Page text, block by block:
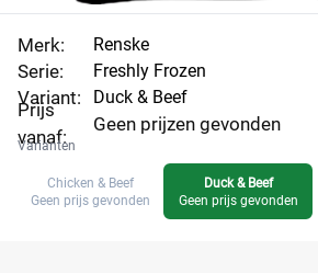
Merk:
Serie:
Variant:
Prijs
vanaf:
Renske
Freshly Frozen
Duck & Beef
Geen prijzen gevonden
Varianten
Chicken & Beef
Geen prijs gevonden
Duck & Beef
Geen prijs gevonden